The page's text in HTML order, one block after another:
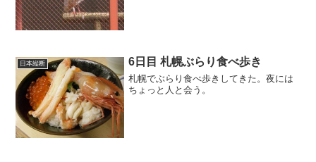
日本縦断 6日目 札幌ぶらり食べ歩き
札幌でぶらり食べ歩きしてきた。夜には
ちょっと人と会う。